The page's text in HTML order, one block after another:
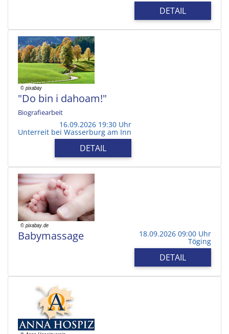
DETAIL
"Do bin i dahoam!"
Biografiearbeit
16.09.2026 19:30 Uhr
Unterreit bei Wasserburg am Inn
DETAIL
Babymassage 18.09.2026 09:00 Uhr
Töging
DETAIL